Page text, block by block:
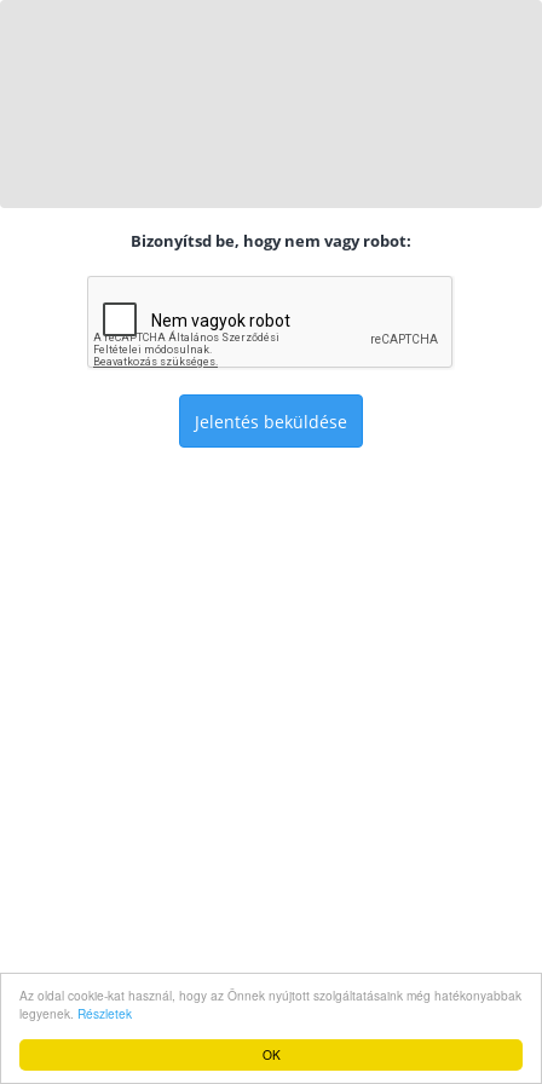
OK
Az oldal cookie-kat használ, hogy az Önnek nyújtott szolgáltatásaink még hatékonyabbak
legyenek. Részletek
Bizonyítsd be, hogy nem vagy robot:
Jelentés beküldése